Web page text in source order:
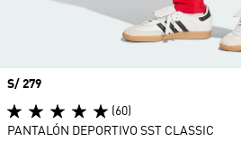
Precio
S/ 279
(60)
PANTALÓN DEPORTIVO SST CLASSIC